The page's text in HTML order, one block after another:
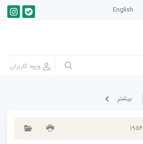
English
بيشتر
1954